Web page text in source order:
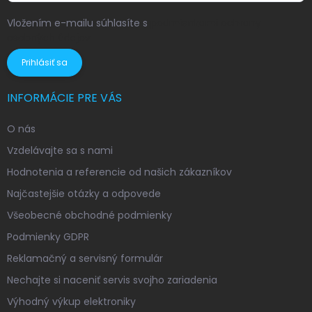
Vložením e-mailu súhlasíte s
Prihlásiť sa
INFORMÁCIE PRE VÁS
O nás
Vzdelávajte sa s nami
Hodnotenia a referencie od našich zákazníkov
Najčastejšie otázky a odpovede
Všeobecné obchodné podmienky
Podmienky GDPR
Reklamačný a servisný formulár
Nechajte si naceniť servis svojho zariadenia
Výhodný výkup elektroniky